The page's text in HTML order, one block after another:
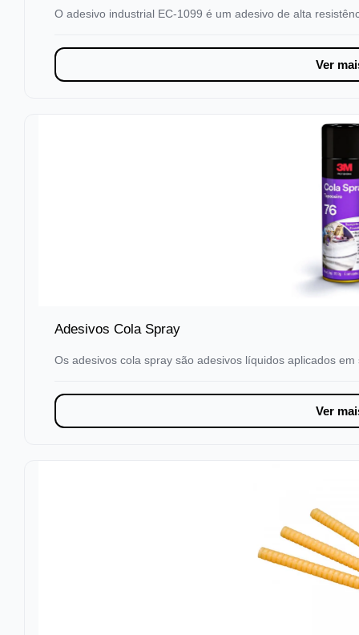
O adesivo industrial EC-1099 é um adesivo de alta
Ver
Adesivos Cola Spray
Os adesivos cola spray são adesivos líquidos aplicados
Ver